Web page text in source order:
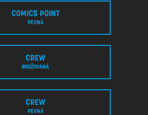
COMICS POINT
PEVNÁ
CREW
BROŽOVANÁ
CREW
PEVNÁ